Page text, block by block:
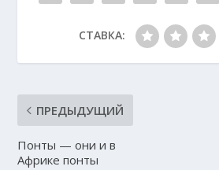
СТАВКА:
ПРЕДЫДУЩИЙ
Понты — они и в
Африке понты